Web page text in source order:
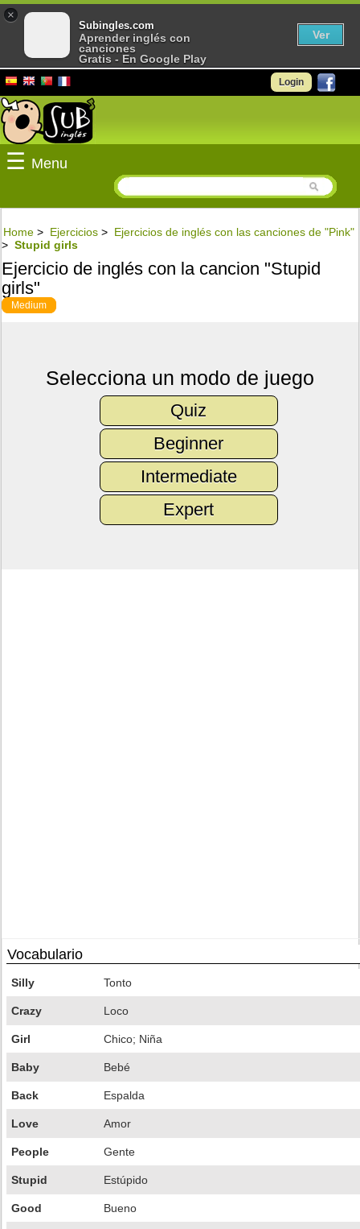
Login
☰ Menu
Home > Ejercicios > Ejercicios de inglés con las canciones de "Pink"
> Stupid girls
Ejercicio de inglés con la cancion "Stupid
girls"
Medium
Selecciona un modo de juego
Quiz
Beginner
Intermediate
Expert
Vocabulario
Silly Tonto
Crazy Loco
Girl Chico; Niña
Baby Bebé
Back Espalda
Love Amor
People Gente
Stupid Estúpido
Good Bueno
×
Subingles.com
Aprender inglés con
canciones
Gratis - En Google Play
Ver